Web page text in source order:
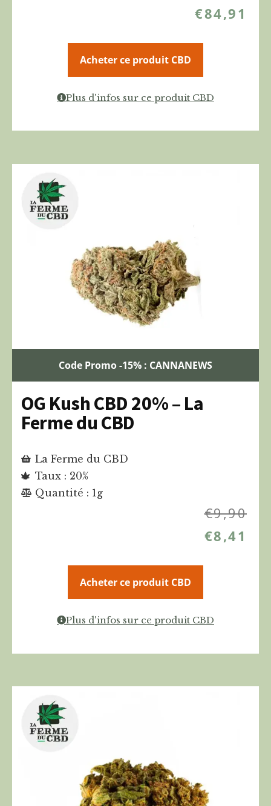
€84,91
Acheter ce produit CBD
Plus d'infos sur ce produit CBD
Code Promo -15% : CANNANEWS
OG Kush CBD 20% – La
Ferme du CBD
La Ferme du CBD
Taux : 20%
Quantité : 1g
€9,90
€8,41
Acheter ce produit CBD
Plus d'infos sur ce produit CBD